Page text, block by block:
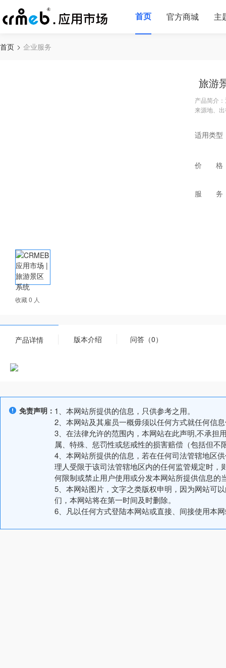
首页 官方商城 主
首页 企业服务
收藏 0 人
旅游
产品简介
来源地、
适用类型
价 格
服 务
产品详情 版本介绍 问答（0）
免责声明： 1、本网站所提供的信息，只供参考之用。
2、本网站及其雇员一概毋须以任何方式就任何信
3、在法律允许的范围内，本网站在此声明,不承担
属、特殊、惩罚性或惩戒性的损害赔偿（包括但
4、本网站所提供的信息，若在任何司法管辖地区
理人受限于该司法管辖地区内的任何监管规定时
何限制或禁止用户使用或分发本网站所提供信息的
5、本网站图片，文字之类版权申明，因为网站可
们，本网站将在第一时间及时删除。
6、凡以任何方式登陆本网站或直接、间接使用本